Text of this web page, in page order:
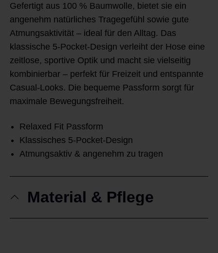
Gefertigt aus 100 % Baumwolle, bietet sie ein
angenehm natürliches Tragegefühl sowie gute
Atmungsaktivität – ideal für den Alltag. Das
klassische 5-Pocket-Design verleiht der Hose eine
zeitlose, sportive Optik und macht sie vielseitig
kombinierbar – perfekt für Freizeit und entspannte
Casual-Looks. Die bequeme Passform sorgt für
maximale Bewegungsfreiheit.
Relaxed Fit Passform
Klassisches 5-Pocket-Design
Atmungsaktiv & angenehm zu tragen
Material & Pflege